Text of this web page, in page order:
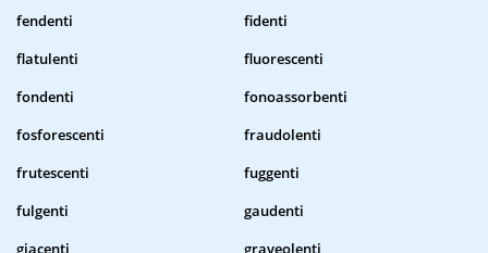
fendenti
fidenti
flatulenti
fluorescenti
fondenti
fonoassorbenti
fosforescenti
fraudolenti
frutescenti
fuggenti
fulgenti
gaudenti
giacenti
graveolenti